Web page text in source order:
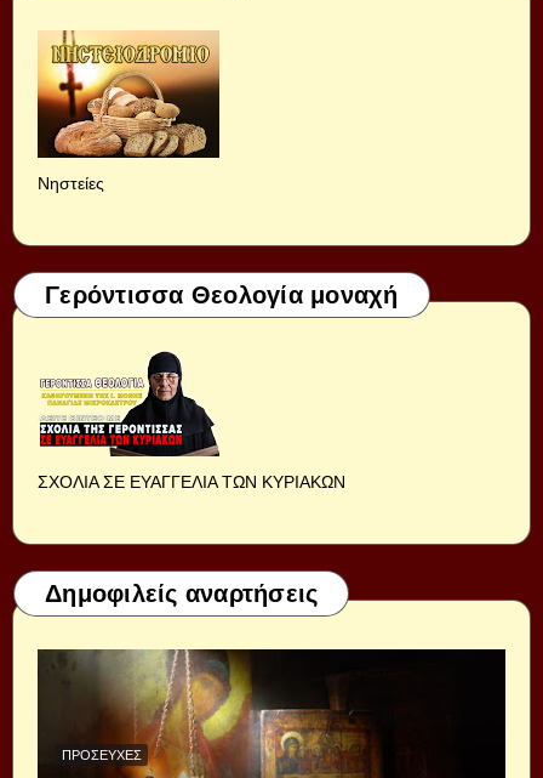
Νηστείες
Γερόντισσα Θεολογία μοναχή
ΣΧΟΛΙΑ ΣΕ ΕΥΑΓΓΕΛΙΑ ΤΩΝ ΚΥΡΙΑΚΩΝ
Δημοφιλείς αναρτήσεις
ΠΡΟΣΕΥΧΈΣ